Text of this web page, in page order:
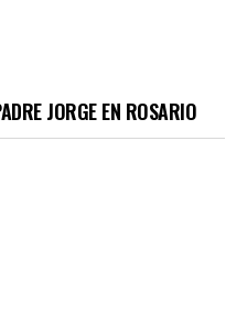
JORGE EN ROSARIO